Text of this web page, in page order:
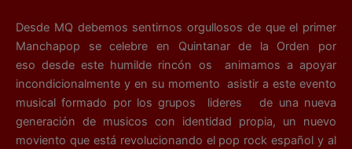
Desde MQ debemos sentirnos orgullosos de que el primer
Manchapop se celebre en Quintanar de la Orden por
eso desde este humilde rincón os animamos a apoyar
incondicionalmente y en su momento asistir a este evento
musical formado por los grupos lideres de una nueva
generación de musicos con identidad propia, un nuevo
moviento que está revolucionando el pop rock español y al